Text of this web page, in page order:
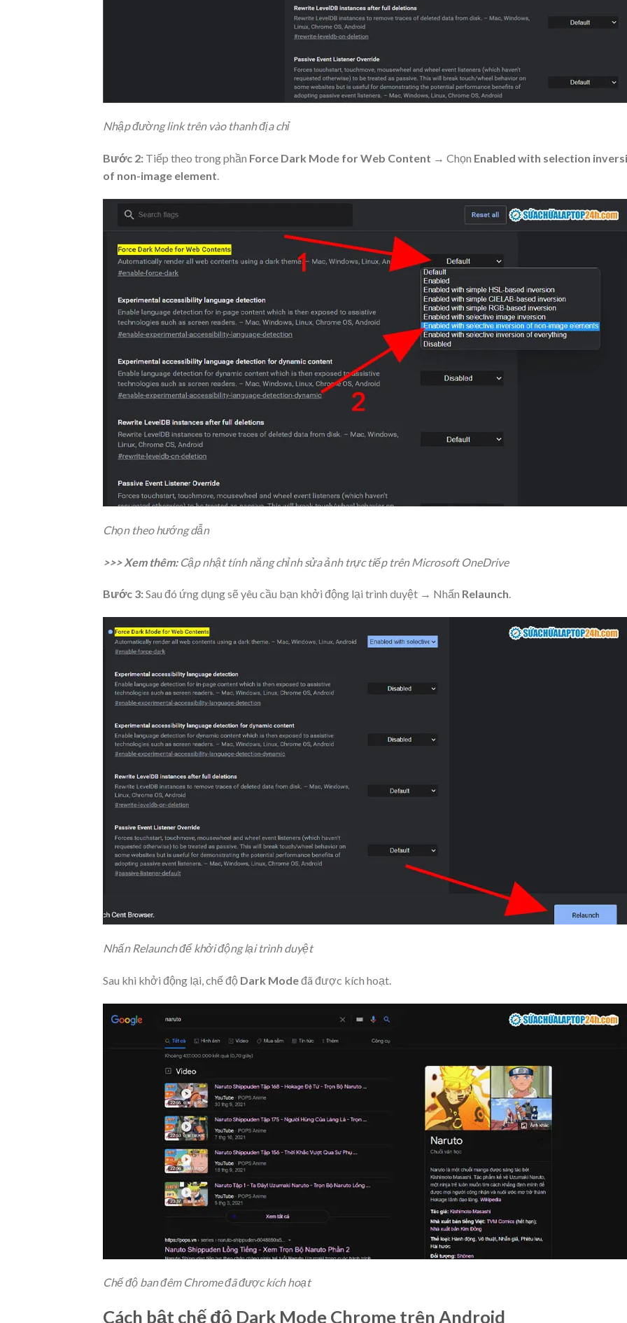
Nhập đường link trên vào thanh địa chỉ
Bước 2: Tiếp theo trong phần Force Dark Mode for Web Content → Chọn Enabled with selection
of non-image element.
Chọn theo hướng dẫn
>>> Xem thêm: Cập nhật tính năng chỉnh sửa ảnh trực tiếp trên Microsoft OneDrive
Bước 3:Sau đó ứng dụng sẽ yêu cầu bạn khởi động lại trình duyệt → Nhấn Relaunch.
Nhấn Relaunch để khởi động lại trình duyệt
Sau khi khởi động lại, chế độ Dark Modeđã được kích hoạt.
Chế độ ban đêm Chrome đã được kích hoạt
Cách bật chế độ Dark Mode Chrome trên Android